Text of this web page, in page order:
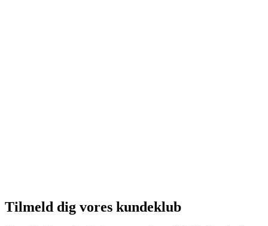
Tilmeld dig vores kundeklub